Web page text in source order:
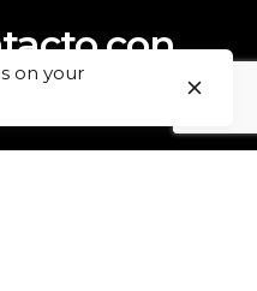
con
on your